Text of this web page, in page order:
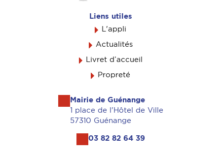
Liens utiles
L'appli
Actualités
Livret d’accueil
Propreté
Mairie de Guénange
1 place de l'Hôtel de Ville
57310 Guénange
03 82 82 64 39